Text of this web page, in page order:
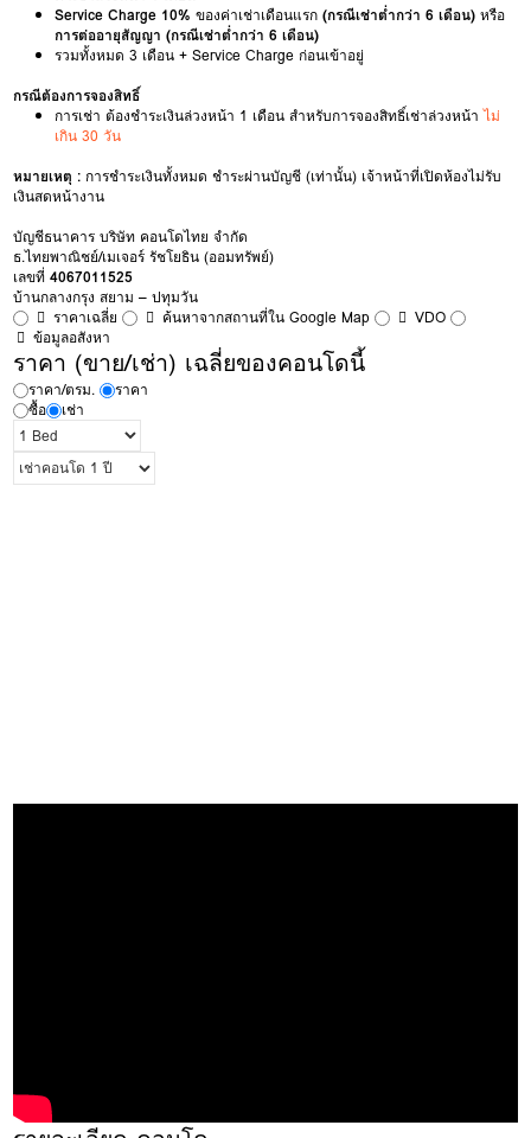
Service Charge 10% ของค่าเช่าเดือนแรก(กรณีเช่าต่ำกว่า 6 เดือน) หรือ
การต่ออายุสัญญา (กรณีเช่าต่ำกว่า 6 เดือน)
รวมทั้งหมด 3 เดือน + Service Charge ก่อนเข้าอยู่
กรณีต้องการจองสิทธิ์
การเช่า ต้องชำระเงินล่วงหน้า 1 เดือน สำหรับการจองสิทธิ์เช่าล่วงหน้าไม่
เกิน 30 วัน
หมายเหตุ : การชำระเงินทั้งหมด ชำระผ่านบัญชี (เท่านั้น) เจ้าหน้าที่เปิดห้องไม่รับ
เงินสดหน้างาน
บัญชีธนาคาร บริษัท คอนโดไทย จำกัด
ธ.ไทยพาณิชย์/เมเจอร์ รัชโยธิน (ออมทรัพย์)
เลขที่4067011525
บ้านกลางกรุง สยาม – ปทุมวัน
ราคาเฉลี่ย
ค้นหาจากสถานที่ใน Google Map
VDO
ข้อมูลอสังหา
ราคา (ขาย/เช่า) เฉลี่ยของคอนโดนี้
ราคา/ตรม.
ราคา
ซื้อ
เช่า